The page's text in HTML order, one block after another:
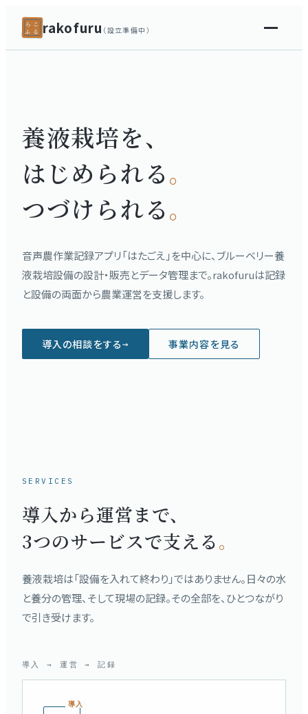
ら こ
ふ る rakofuru （設立準備中）
養液栽培を、
はじめられる。
つづけられる。
音声農作業記録アプリ「はたごえ」を中心に、ブルーベリー養
液栽培設備の設計・販売とデータ管理まで。rakofuruは記録
と設備の両面から農業運営を支援します。
導入の相談をする→ 事業内容を見る
SERVICES
導入から運営まで、
3つのサービスで支える。
養液栽培は「設備を入れて終わり」ではありません。日々の水
と養分の管理、そして現場の記録。その全部を、ひとつながり
で引き受けます。
導入 → 運営 → 記録
導入